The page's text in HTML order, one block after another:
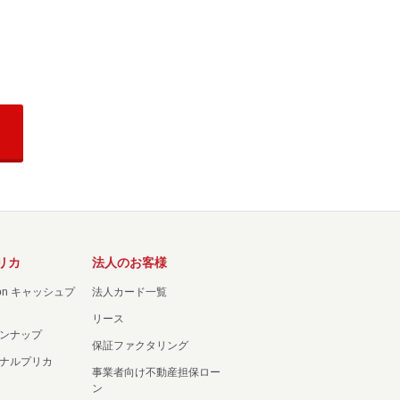
カ
キャッシュプ
ナップ
ルプリカ
法人のお客様
法人カード一覧
リース
保証ファクタリング
事業者向け不動産担保ロー
ン